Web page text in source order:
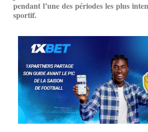
pendant l’une des périodes les plus
sportif.